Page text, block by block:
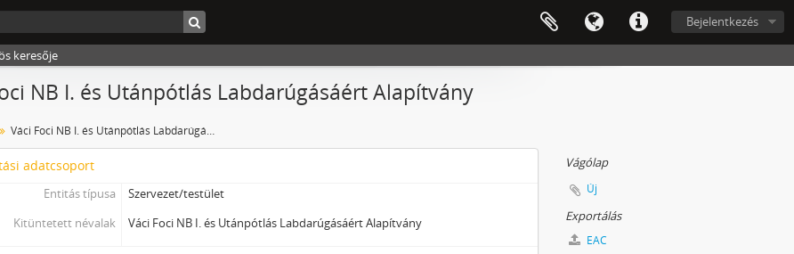
Bejelentkezés
keresője
NB I. és Utánpótlás Labdarúgásáért Alapítvány
Váci Foci NB I. és Utánpótlás Labdarúgásáért Alapítvány
adatcsoport
Entitás típusa
Szervezet/testület
Kitüntetett névalak
Váci Foci NB I. és Utánpótlás Labdarúgásáért Alapítvány
Vágólap
Új
Exportálás
EAC